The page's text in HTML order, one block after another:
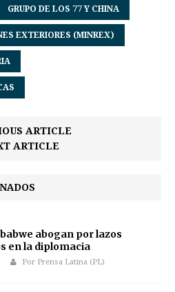
GRUPO DE LOS 77 Y CHINA
EXTERIORES (MINREX)
ARTICLE
ARTICLE
abogan por lazos
en la diplomacia
Por Prensa Latina (PL)